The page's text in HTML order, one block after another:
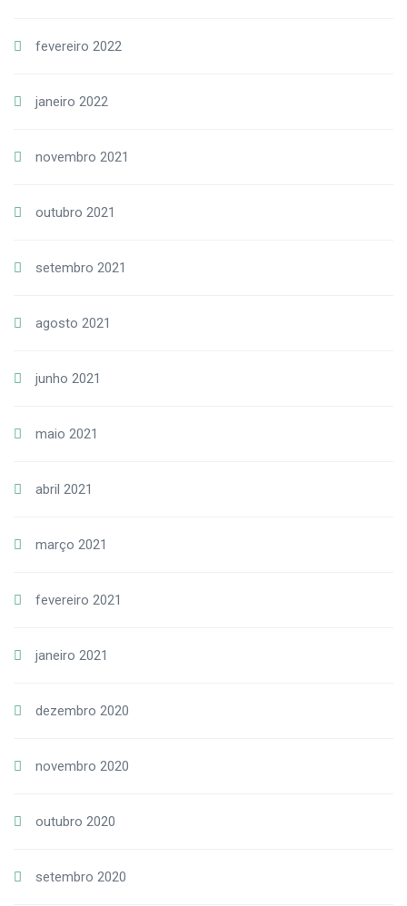
fevereiro 2022
janeiro 2022
novembro 2021
outubro 2021
setembro 2021
agosto 2021
junho 2021
maio 2021
abril 2021
março 2021
fevereiro 2021
janeiro 2021
dezembro 2020
novembro 2020
outubro 2020
setembro 2020